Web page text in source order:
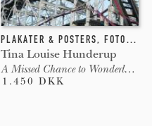
PLAKATER & POSTERS, FOTOGRAFI
Tina Louise Hunderup
A Missed Chance to Wonderland,
1.450 DKK